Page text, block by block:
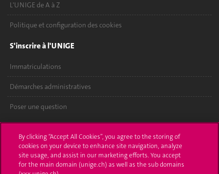
L'UNIGE de A à Z
Politique et configuration des cookies
S'inscrire à l'UNIGE
Immatriculations
Démarches administratives
Poser une question
UNIGE Mobile
Médias
By clicking “Accept All Cookies”, you agree to the storing of
cookies on your device to enhance site navigation, analyze
site usage, and assist in our marketing efforts. You accept
for the main domain (unige.ch) as well as the sub domains